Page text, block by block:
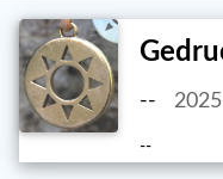
--
--